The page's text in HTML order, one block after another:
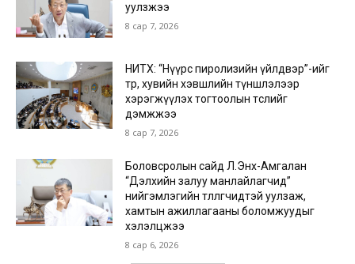
уулзжээ
8 сар 7, 2026
НИТХ: “Нүүрс пиролизийн үйлдвэр”-ийг
төр, хувийн хэвшлийн түншлэлээр
хэрэгжүүлэх тогтоолын төслийг
дэмжжээ
8 сар 7, 2026
Боловсролын сайд Л.Энх-Амгалан
“Дэлхийн залуу манлайлагчид”
нийгэмлэгийн төлөөлөгчидтэй уулзаж,
хамтын ажиллагааны боломжуудыг
хэлэлцжээ
8 сар 6, 2026